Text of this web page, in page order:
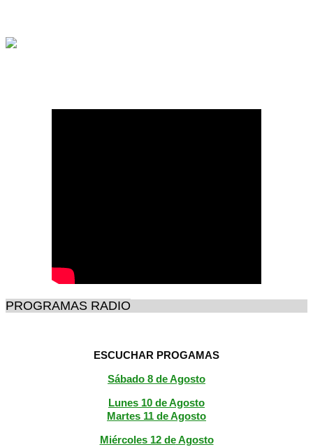
PROGRAMAS RADIO
ESCUCHAR PROGAMAS
Sábado 8 de Agosto
Lunes 10 de Agosto
Martes 11 de Agosto
Miércoles 12 deAgosto